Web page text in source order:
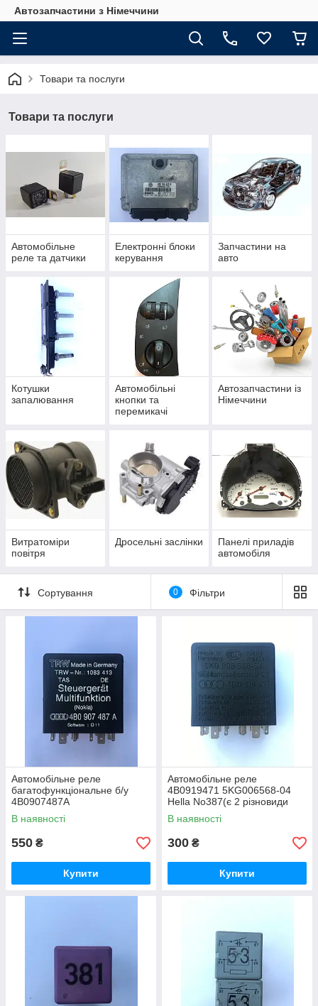
Автозапчастини з Німеччини
Товари та послуги
Товари та послуги
Автомобільне
реле та датчики
Електронні блоки
керування
Запчастини на
авто
Котушки
запалювання
Автомобільні
кнопки та
перемикачі
Автозапчастини із
Німеччини
Витратоміри
повітря
Дросельні заслінки
Панелі приладів
автомобіля
Сортування 0 Фільтри
Автомобільне реле
багатофункціональне б/у
4B0907487A
В наявності
550 ₴
Купити
Автомобільне реле
4B0919471 5KG006568-04
Hella No387(є 2 різновиди
реле! дивіться розташування
лапок на фото)
В наявності
300 ₴
Купити